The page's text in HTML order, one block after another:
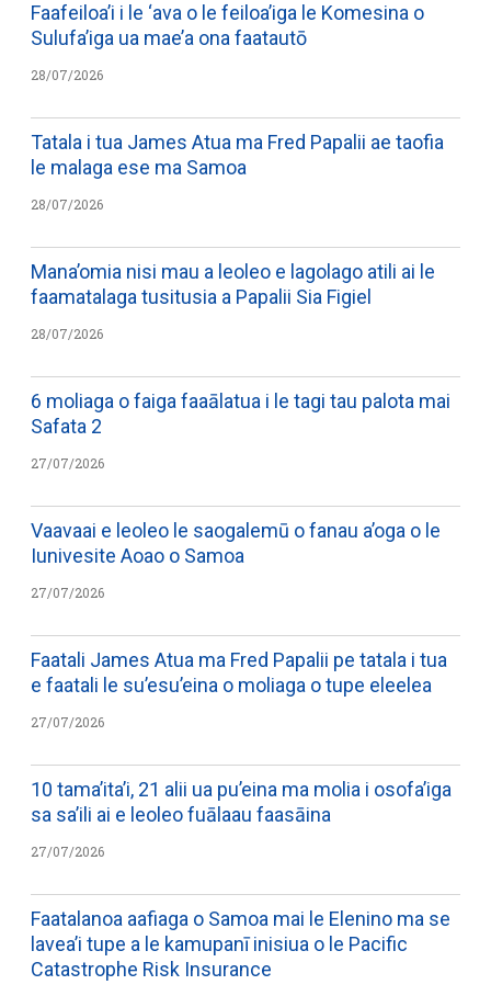
Faafeiloa’i i le ‘ava o le feiloa’iga le Komesina o
Sulufa’iga ua mae’a ona faatautō
28/07/2026
Tatala i tua James Atua ma Fred Papalii ae taofia
le malaga ese ma Samoa
28/07/2026
Mana’omia nisi mau a leoleo e lagolago atili ai le
faamatalaga tusitusia a Papalii Sia Figiel
28/07/2026
6 moliaga o faiga faaālatua i le tagi tau palota mai
Safata 2
27/07/2026
Vaavaai e leoleo le saogalemū o fanau a’oga o le
Iunivesite Aoao o Samoa
27/07/2026
Faatali James Atua ma Fred Papalii pe tatala i tua
e faatali le su’esu’eina o moliaga o tupe eleelea
27/07/2026
10 tama’ita’i, 21 alii ua pu’eina ma molia i osofa’iga
sa sa’ili ai e leoleo fuālaau faasāina
27/07/2026
Faatalanoa aafiaga o Samoa mai le Elenino ma se
lavea’i tupe a le kamupanī inisiua o le Pacific
Catastrophe Risk Insurance